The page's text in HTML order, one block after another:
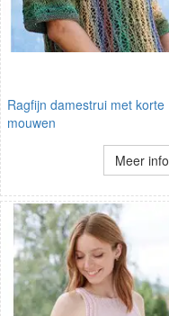
Ragfijn damestrui met korte
mouwen
Meer info